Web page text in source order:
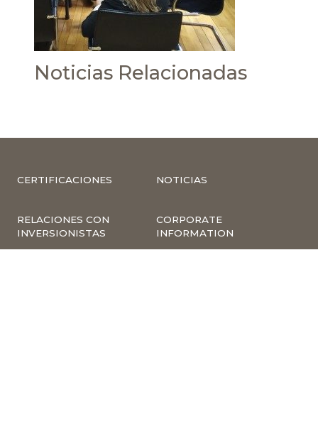
Noticias Relacionadas
CERTIFICACIONES NOTICIAS
RELACIONES CON
INVERSIONISTAS
CORPORATE
INFORMATION